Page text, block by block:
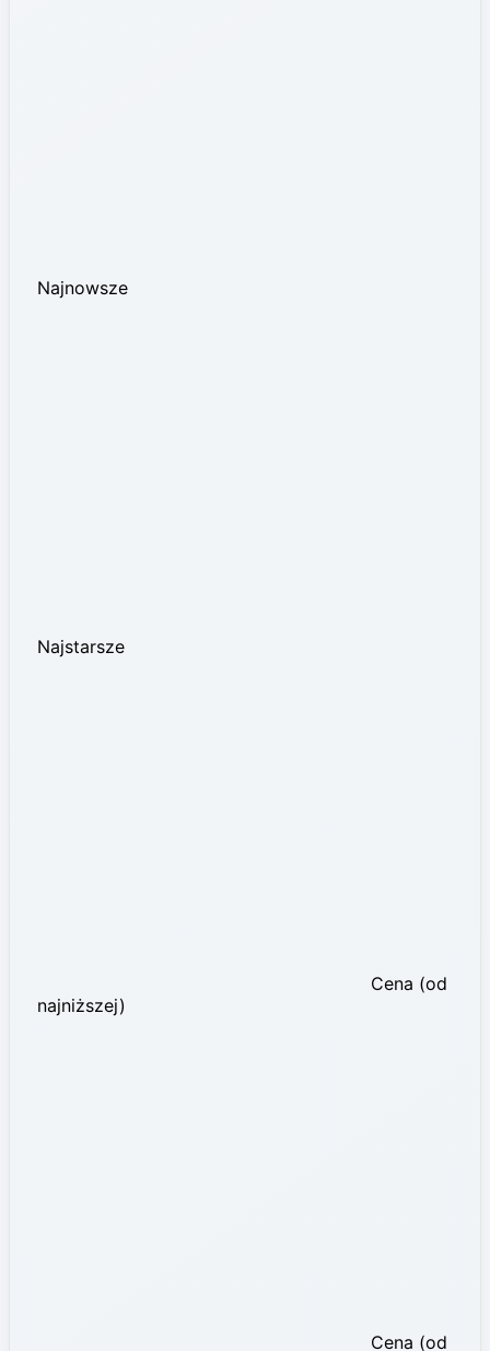
Najnowsze
Najstarsze
Cena (od
najniższej)
Cena (od